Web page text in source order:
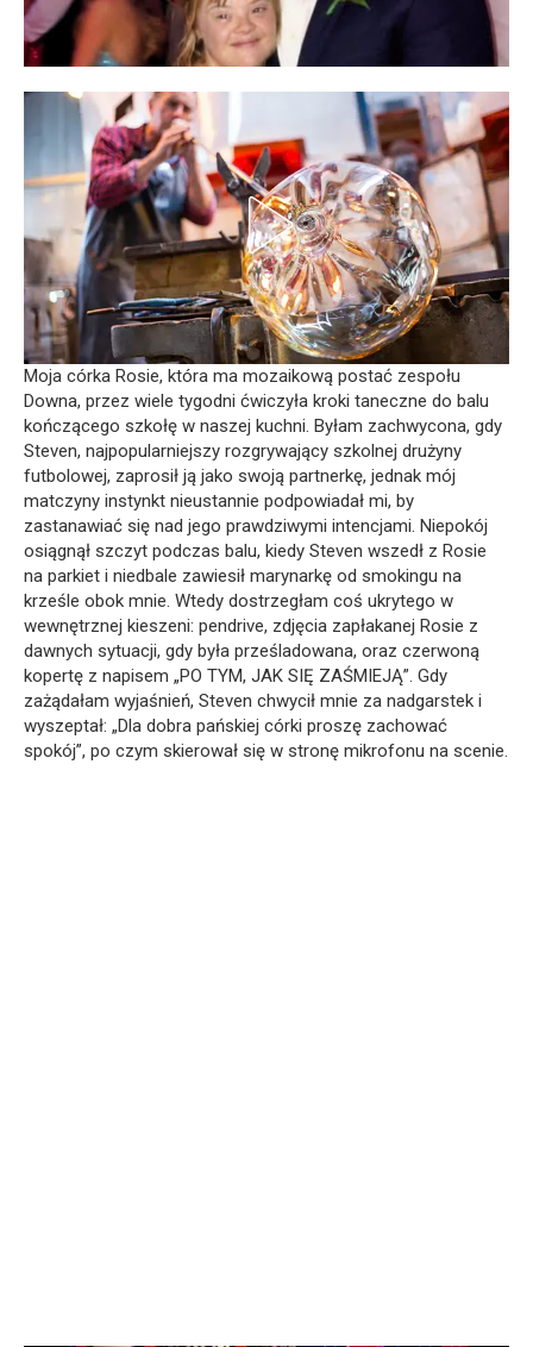
Moja córka Rosie, która ma mozaikową postać zespołu
Downa, przez wiele tygodni ćwiczyła kroki taneczne do balu
kończącego szkołę w naszej kuchni. Byłam zachwycona, gdy
Steven, najpopularniejszy rozgrywający szkolnej drużyny
futbolowej, zaprosił ją jako swoją partnerkę, jednak mój
matczyny instynkt nieustannie podpowiadał mi, by
zastanawiać się nad jego prawdziwymi intencjami. Niepokój
osiągnął szczyt podczas balu, kiedy Steven wszedł z Rosie
na parkiet i niedbale zawiesił marynarkę od smokingu na
krześle obok mnie. Wtedy dostrzegłam coś ukrytego w
wewnętrznej kieszeni: pendrive, zdjęcia zapłakanej Rosie z
dawnych sytuacji, gdy była prześladowana, oraz czerwoną
kopertę z napisem „PO TYM, JAK SIĘ ZAŚMIEJĄ”. Gdy
zażądałam wyjaśnień, Steven chwycił mnie za nadgarstek i
wyszeptał: „Dla dobra pańskiej córki proszę zachować
spokój”, po czym skierował się w stronę mikrofonu na scenie.